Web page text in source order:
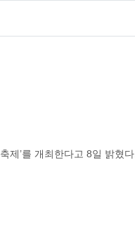
제’를 개최한다고 8일 밝혔다.